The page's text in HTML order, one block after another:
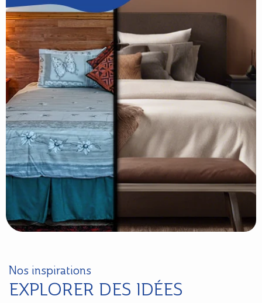
Nos inspirations
EXPLORER DES IDÉES